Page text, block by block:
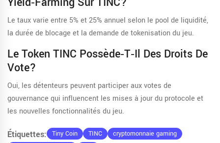
Le taux varie entre 5% et 25% annuel selon le pool de liquidité,
la durée de blocage et la demande de tokenisation du jeu.
Le Token TINC Possède‑t‑il Des Droits De
Vote?
Oui, les détenteurs peuvent participer aux votes de
gouvernance qui influencent les mises à jour du protocole et
les nouvelles fonctionnalités du jeu.
Étiquettes: Tiny Coin TINC
cryptomonnaie gaming